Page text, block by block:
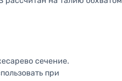
сечение.
при